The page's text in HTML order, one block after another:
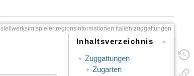
stellwerksim:spieler:regionsinformationen:italien:zuggattungen
Inhaltsverzeichnis
Zuggattungen
Zugarten